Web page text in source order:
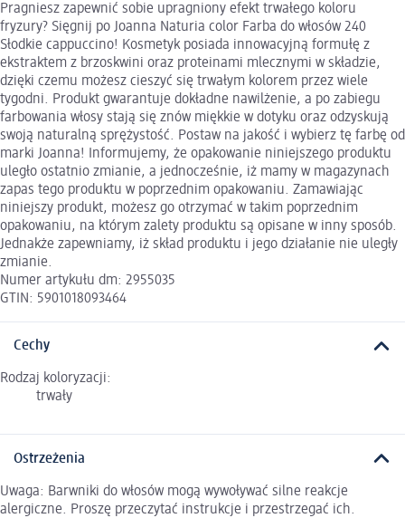
Pragniesz zapewnić sobie upragniony efekt trwałego koloru
fryzury? Sięgnij po Joanna Naturia color Farba do włosów 240
Słodkie cappuccino! Kosmetyk posiada innowacyjną formułę z
ekstraktem z brzoskwini oraz proteinami mlecznymi w składzie,
dzięki czemu możesz cieszyć się trwałym kolorem przez wiele
tygodni. Produkt gwarantuje dokładne nawilżenie, a po zabiegu
farbowania włosy stają się znów miękkie w dotyku oraz odzyskują
swoją naturalną sprężystość. Postaw na jakość i wybierz tę farbę od
marki Joanna! Informujemy, że opakowanie niniejszego produktu
uległo ostatnio zmianie, a jednocześnie, iż mamy w magazynach
zapas tego produktu w poprzednim opakowaniu. Zamawiając
niniejszy produkt, możesz go otrzymać w takim poprzednim
opakowaniu, na którym zalety produktu są opisane w inny sposób.
Jednakże zapewniamy, iż skład produktu i jego działanie nie uległy
zmianie.
Numer artykułu dm: 2955035
GTIN: 5901018093464
Cechy
Rodzaj koloryzacji:
trwały
Ostrzeżenia
Uwaga: Barwniki do włosów mogą wywoływać silne reakcje
alergiczne. Proszę przeczytać instrukcje i przestrzegać ich.